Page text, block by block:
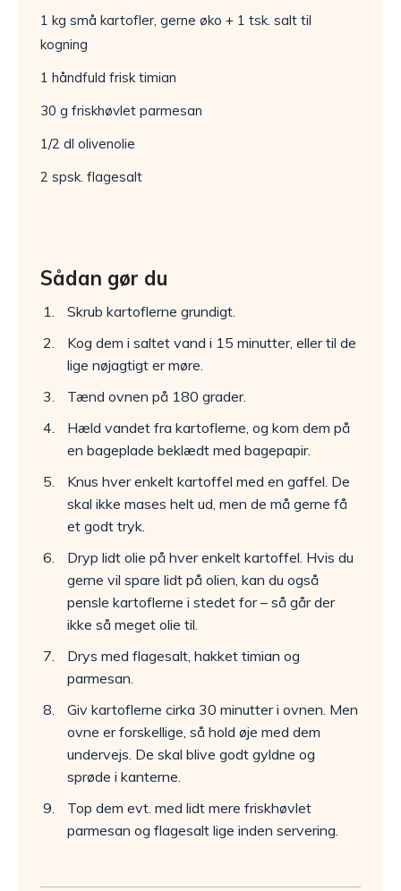
1 kg små kartofler, gerne øko + 1 tsk. salt til
kogning
1 håndfuld frisk timian
30 g friskhøvlet parmesan
1/2 dl olivenolie
2 spsk. flagesalt
Sådan gør du
Skrub kartoflerne grundigt.
Kog dem i saltet vand i 15 minutter, eller til de
lige nøjagtigt er møre.
Tænd ovnen på 180 grader.
Hæld vandet fra kartoflerne, og kom dem på
en bageplade beklædt med bagepapir.
Knus hver enkelt kartoffel med en gaffel. De
skal ikke mases helt ud, men de må gerne få
et godt tryk.
Dryp lidt olie på hver enkelt kartoffel. Hvis du
gerne vil spare lidt på olien, kan du også
pensle kartoflerne i stedet for – så går der
ikke så meget olie til.
Drys med flagesalt, hakket timian og
parmesan.
Giv kartoflerne cirka 30 minutter i ovnen. Men
ovne er forskellige, så hold øje med dem
undervejs. De skal blive godt gyldne og
sprøde i kanterne.
Top dem evt. med lidt mere friskhøvlet
parmesan og flagesalt lige inden servering.